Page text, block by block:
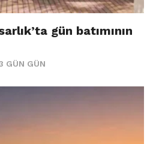
gün batımının
GÜN GÜN